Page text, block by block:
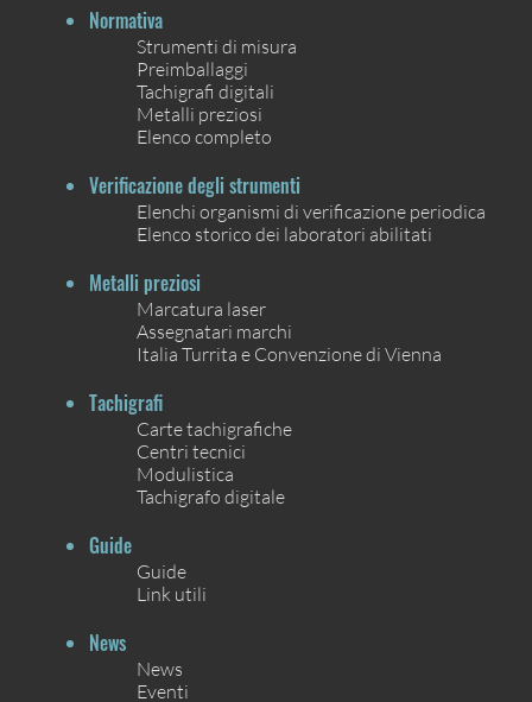
Normativa
Strumenti di misura
Preimballaggi
Tachigrafi digitali
Metalli preziosi
Elenco completo
Verificazione degli strumenti
Elenchi organismi di verificazione periodica
Elenco storico dei laboratori abilitati
Metalli preziosi
Marcatura laser
Assegnatari marchi
Italia Turrita e Convenzione di Vienna
Tachigrafi
Carte tachigrafiche
Centri tecnici
Modulistica
Tachigrafo digitale
Guide
Guide
Link utili
News
News
Eventi